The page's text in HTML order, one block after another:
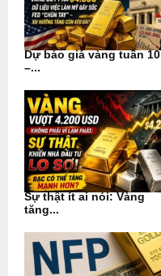
Dự báo giá vàng tuần 10
–...
Sự thật ít ai nói: Vàng
tăng...